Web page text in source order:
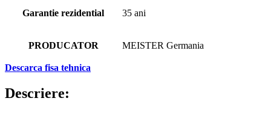
Garantie rezidential 35 ani
PRODUCATOR MEISTER Germania
Descarca fisa tehnica
Descriere: